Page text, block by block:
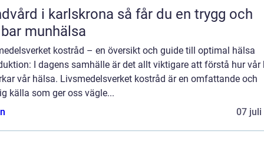
i karlskrona så får du en trygg och
munhälsa
kostråd – en översikt och guide till optimal hälsa
I dagens samhälle är det allt viktigare att förstå hur vår
vår hälsa. Livsmedelsverket kostråd är en omfattande och
källa som ger oss vägle...
07 juli